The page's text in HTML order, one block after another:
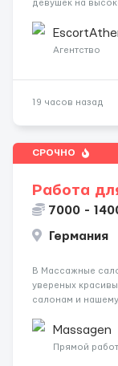
девушек на
хорошие деньги
Требования: ✔️
Агентство
19 часов назад
СРОЧНО
Работа
7000 -
Германия
В Массажные
увереных
салонам и
заработная
incall / Out...
Massagen
Прямой